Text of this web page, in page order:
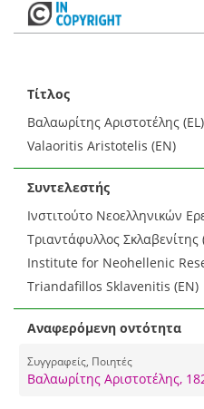
Τίτλος
Βαλαωρίτης Αριστοτέλης (EL)
Valaoritis Aristotelis (EN)
Συντελεστής
Ινστιτούτο Νεοελληνικών
Τριαντάφυλλος Σκλαβενίτης
Institute for Neohellenic
Triandafillos Sklavenitis (EN)
Αναφερόμενη οντότητα
Συγγραφείς, Ποιητές
Βαλαωρίτης Αριστοτέλης,